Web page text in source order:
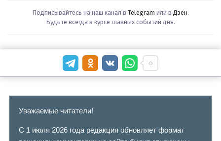
Подписывайтесь на наш канал в Telegram или в Дзен.
Будьте всегда в курсе главных событий дня.
Уважаемые читатели!
С 1 июля 2026 года редакция обновляет формат